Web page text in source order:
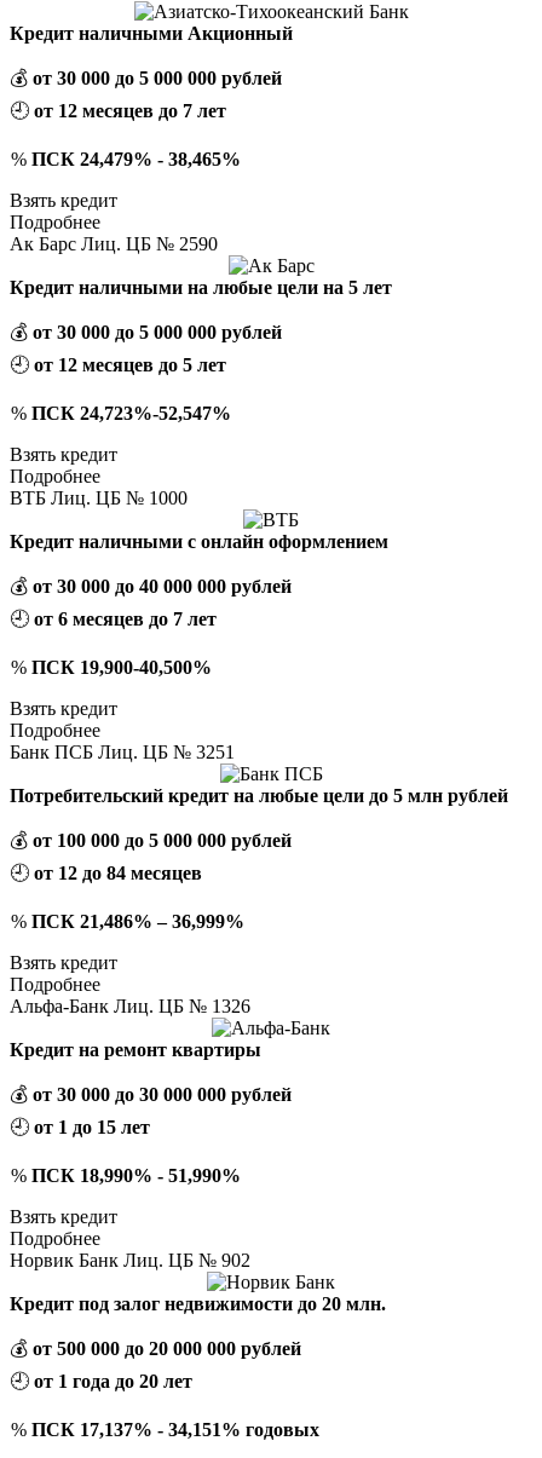
Кредит наличными Акционный
💰 от 30 000 до 5 000 000 рублей
🕘 от 12 месяцев до 7 лет
% ПСК 24,479% - 38,465%
Взять кредит
Подробнее
Ак Барс Лиц. ЦБ № 2590
Кредит наличными на любые цели на 5 лет
💰 от 30 000 до 5 000 000 рублей
🕘 от 12 месяцев до 5 лет
% ПСК 24,723%-52,547%
Взять кредит
Подробнее
ВТБ Лиц. ЦБ № 1000
Кредит наличными с онлайн оформлением
💰 от 30 000 до 40 000 000 рублей
🕘 от 6 месяцев до 7 лет
% ПСК 19,900-40,500%
Взять кредит
Подробнее
Банк ПСБ Лиц. ЦБ № 3251
Потребительский кредит на любые цели до 5 млн рублей
💰 от 100 000 до 5 000 000 рублей
🕘 от 12 до 84 месяцев
% ПСК 21,486% – 36,999%
Взять кредит
Подробнее
Альфа-Банк Лиц. ЦБ № 1326
Кредит на ремонт квартиры
💰 от 30 000 до 30 000 000 рублей
🕘 от 1 до 15 лет
% ПСК 18,990% - 51,990%
Взять кредит
Подробнее
Норвик Банк Лиц. ЦБ № 902
Кредит под залог недвижимости до 20 млн.
💰 от 500 000 до 20 000 000 рублей
🕘 от 1 года до 20 лет
% ПСК 17,137% - 34,151% годовых